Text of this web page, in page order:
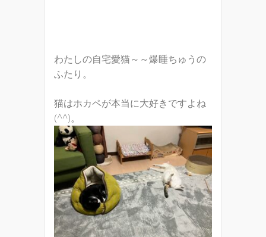
わたしの自宅愛猫～～爆睡ちゅうの
ふたり。
猫はホカペが本当に大好きですよね
(^^)。